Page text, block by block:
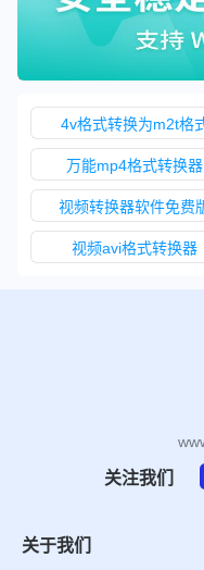
4v格式转换为m2t格
万能mp4格式转换器
视频转换器软件免费
视频avi格式转换器
关注我们
关于我们